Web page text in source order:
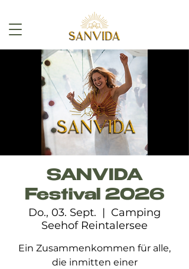
SANVIDA
Festival 2026
Do., 03. Sept.
  |
Camping
Seehof Reintalersee
Ein Zusammenkommen für alle,
die inmitten einer